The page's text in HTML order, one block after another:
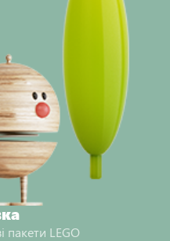
пакети LEGO